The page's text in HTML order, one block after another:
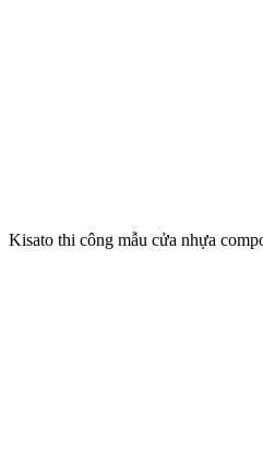
Kisato thi công mẫu cửa nhựa